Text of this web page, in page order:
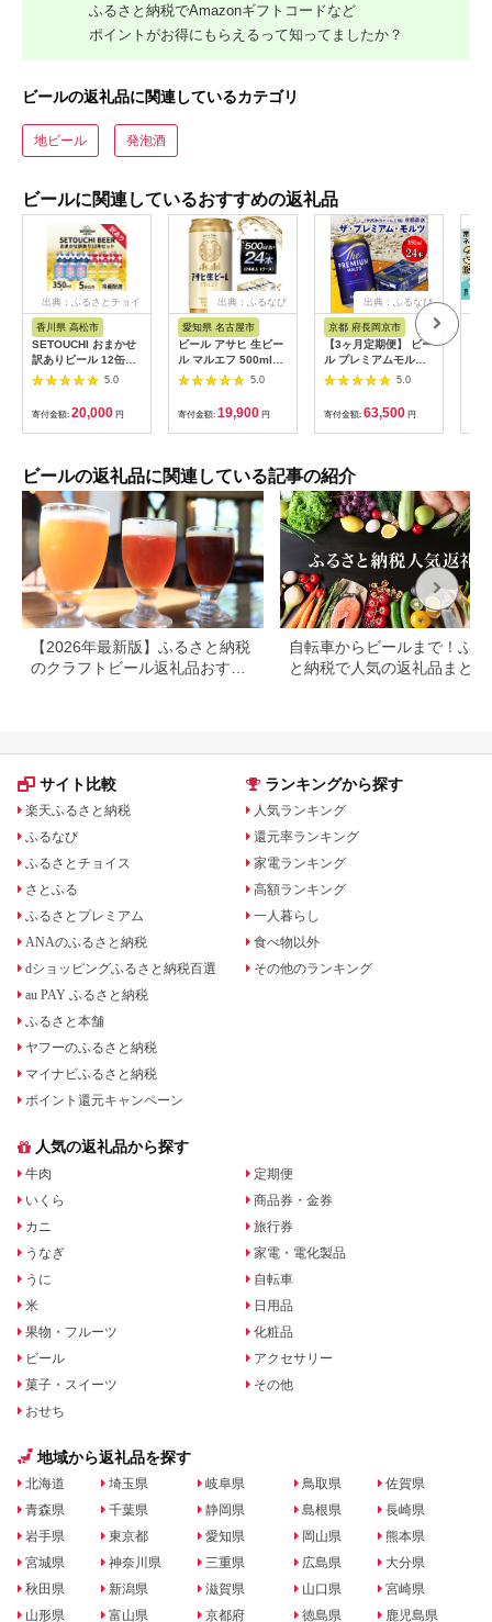
ふるさと納税でAmazonギフトコードなど
ポイントがお得にもらえるって知ってましたか？
ビールの返礼品に関連しているカテゴリ
地ビール 発泡酒
ビールに関連しているおすすめの返礼品
出典：ふるさとチョイ
香川県 高松市
SETOUCHI おまかせ
訳ありビール 12缶セ
ット
5.0
寄付金額: 20,000 円
出典：ふるなび
愛知県 名古屋市
ビール アサヒ 生ビー
ル マルエフ 500ml
24本 1ケース
5.0
寄付金額: 19,900 円
出典：ふるなび
京都 府長岡京市
【3ヶ月定期便】 ビー
ル プレミアムモルツ
350ml×24本
5.0
寄付金額: 63,500 円
ビールの返礼品に関連している記事の紹介
【2026年最新版】ふるさと納税
のクラフトビール返礼品おすす
自転車からビールまで！ふる
と納税で人気の返礼品まとめ
サイト比較
楽天ふるさと納税
ふるなび
ふるさとチョイス
さとふる
ふるさとプレミアム
ANAのふるさと納税
dショッピングふるさと納税百選
au PAY ふるさと納税
ふるさと本舗
ヤフーのふるさと納税
マイナビふるさと納税
ポイント還元キャンペーン
ランキングから探す
人気ランキング
還元率ランキング
家電ランキング
高額ランキング
一人暮らし
食べ物以外
その他のランキング
人気の返礼品から探す
牛肉
いくら
カニ
うなぎ
うに
米
果物・フルーツ
ビール
菓子・スイーツ
おせち
定期便
商品券・金券
旅行券
家電・電化製品
自転車
日用品
化粧品
アクセサリー
その他
地域から返礼品を探す
北海道
青森県
岩手県
宮城県
秋田県
山形県
埼玉県
千葉県
東京都
神奈川県
新潟県
富山県
岐阜県
静岡県
愛知県
三重県
滋賀県
京都府
鳥取県
島根県
岡山県
広島県
山口県
徳島県
佐賀県
長崎県
熊本県
大分県
宮崎県
鹿児島県